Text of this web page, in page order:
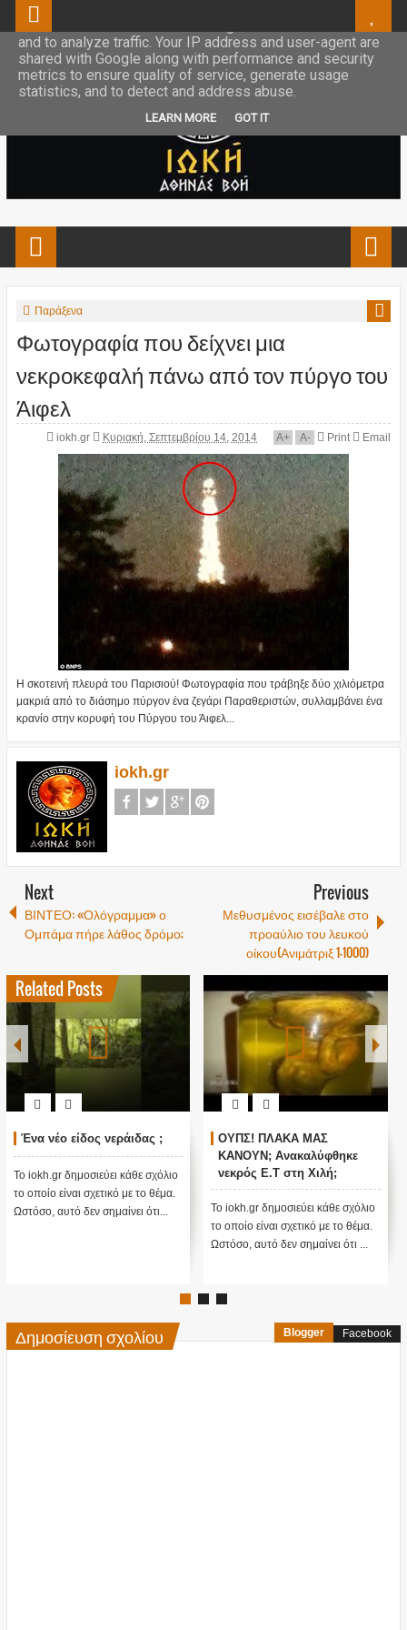
Παράξενα
Φωτογραφία που δείχνει μια
νεκροκεφαλή πάνω από τον πύργο του
Άιφελ
iokh.gr Κυριακή, Σεπτεμβρίου 14, 2014 A+ A- Print Email
Η σκοτεινή πλευρά του Παρισιού! Φωτογραφία που τράβηξε δύο χιλιόμετρα
μακριά από το διάσημο πύργον ένα ζεγάρι Παραθεριστών, συλλαμβάνει ένα
κρανίο στην κορυφή του Πύργου του Άιφελ...
iokh.gr
Next
ΒΙΝΤΕΟ: «Ολόγραμμα» ο
Ομπάμα πήρε λάθος δρόμο;
Previous
Μεθυσμένος εισέβαλε στο
προαύλιο του λευκού
οίκου(Ανιμάτριξ 1-1000)
Related Posts
Ένα νέο είδος νεράιδας ;
Το iokh.gr δημοσιεύει κάθε σχόλιο
το οποίο είναι σχετικό με το θέμα.
Ωστόσο, αυτό δεν σημαίνει ότι...
ΟΥΠΣ! ΠΛΑΚΑ ΜΑΣ
ΚΑΝΟΥΝ; Ανακαλύφθηκε
νεκρός E.T στη Χιλή;
(Βίντεο)
Το iokh.gr δημοσιεύει κάθε σχόλιο
το οποίο είναι σχετικό με το θέμα.
Ωστόσο, αυτό δεν σημαίνει ότι ...
Δημοσίευση σχολίου Blogger Facebook
This site uses cookies from Google to deliver its services
and to analyze traffic. Your IP address and user-agent are
shared with Google along with performance and security
metrics to ensure quality of service, generate usage
statistics, and to detect and address abuse.
LEARN MORE GOT IT